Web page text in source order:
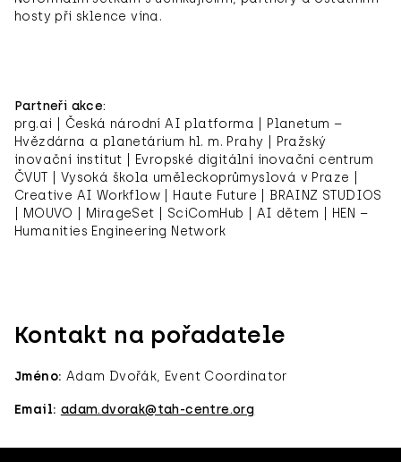
hosty při sklence vína.
Partneři akce:
prg.ai | Česká národní AI platforma | Planetum –
Hvězdárna a planetárium hl. m. Prahy | Pražský
inovační institut | Evropské digitální inovační centrum
ČVUT | Vysoká škola uměleckoprůmyslová v Praze |
Creative AI Workflow | Haute Future | BRAINZ STUDIOS
| MOUVO | MirageSet | SciComHub | AI dětem | HEN –
Humanities Engineering Network
Kontakt na pořadatele
Jméno: Adam Dvořák, Event Coordinator
Email: adam.dvorak@tah-centre.org